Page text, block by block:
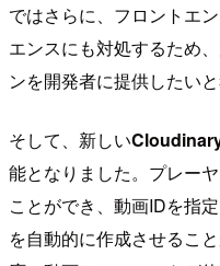
ではさらに、フロントエ
エンスにも対処するため
ンを開発者に提供したいと
そして、新しい
能となりました。プレー
ことができ、動画IDを指
を自動的に作成させるこ